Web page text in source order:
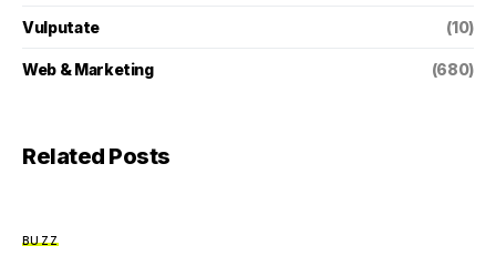
Vulputate (10)
Web & Marketing (680)
Related Posts
BUZZ